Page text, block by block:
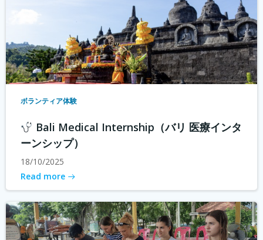
ボランティア体験
Bali Medical Internship（バリ 医療インタ
ーンシップ）
18/10/2025
Read more